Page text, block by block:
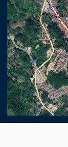
Khách